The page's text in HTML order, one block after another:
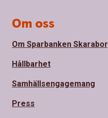
Om oss
Om Sparbanken
Hållbarhet
Samhällsengagemang
Press